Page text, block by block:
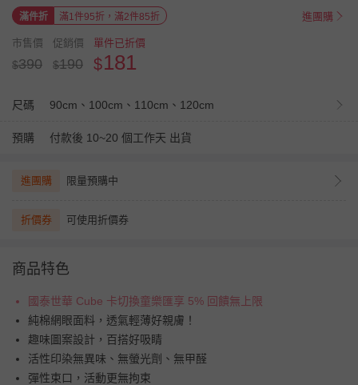
滿件折 滿1件95折，滿2件85折 進團購
市售價
$390
促銷價
$190
單件已折價
$181
尺碼 90cm、100cm、110cm、120cm
預購 付款後 10~20 個工作天 出貨
進團購 限量預購中
折價券 可使用折價券
商品特色
國泰世華 Cube 卡切換童樂匯享 5% 回饋無上限
純棉網眼面料，透氣輕薄好親膚！
趣味圖案設計，百搭好吸睛
活性印染無異味、無螢光劑、無甲醛
彈性束口，活動更無拘束